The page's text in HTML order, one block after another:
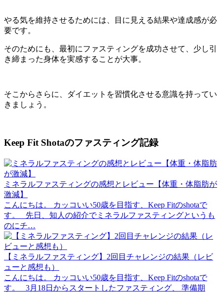
やる気を維持させるためには、目に見える結果や達成感が必
要です。
そのためにも、最初にファスティングを成功させて、少し引
き締まった身体を実感することが大事。
そこからさらに、ダイエットを習慣化させる意識を持ってい
きましょう。
Keep Fit Shotaのファスティング記録
ミネラルファスティングの感想とレビュー【体重・体脂肪が
激減】
こんにちは。 カッコいい50歳を目指す、Keep Fitのshotaで
す。 先日、知人の紹介でミネラルファスティングというも
のにチ…
【ミネラルファスティング】2回目チャレンジの結果（レビ
ューと感想も）
こんにちは。 カッコいい50歳を目指す、Keep Fitのshotaで
す。 3月18日からスタートしたファスティング、 準備期